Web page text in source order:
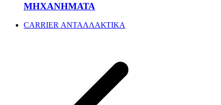
ΜΗΧΑΝΗΜΑΤΑ
CARRIER ΑΝΤΑΛΛΑΚΤΙΚΑ